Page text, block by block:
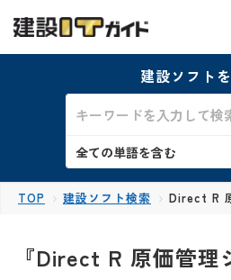
建設ソフト
TOP 建設ソフト検索 Direct R
『Direct R 原価管理